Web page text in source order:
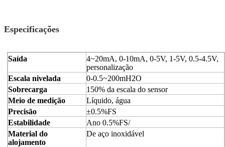
Especificações
Saída
4~20mA, 0-10mA, 0-5V, 1-5V, 0.5-4.5V,
personalização
Escala nivelada
0-0.5~200mH2O
Sobrecarga
150% da escala do sensor
Meio de medição
Líquido, água
Precisão
±0.5%FS
Estabilidade
Ano 0.5%FS/
Material do
alojamento
De aço inoxidável